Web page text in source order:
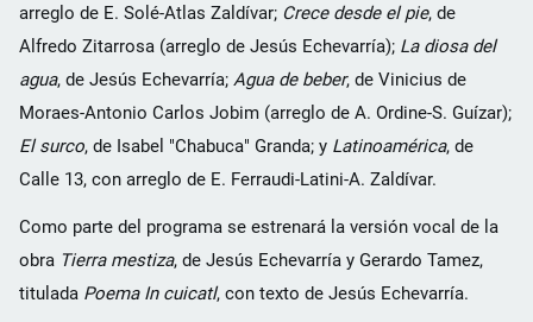
arreglo de E. Solé-Atlas Zaldívar; Crece desde el pie, de
Alfredo Zitarrosa (arreglo de Jesús Echevarría); La diosa del
agua, de Jesús Echevarría; Agua de beber, de Vinicius de
Moraes-Antonio Carlos Jobim (arreglo de A. Ordine-S. Guízar);
El surco, de Isabel "Chabuca" Granda; y Latinoamérica, de
Calle 13, con arreglo de E. Ferraudi-Latini-A. Zaldívar.
Como parte del programa se estrenará la versión vocal de la
obra Tierra mestiza, de Jesús Echevarría y Gerardo Tamez,
titulada Poema In cuicatl, con texto de Jesús Echevarría.